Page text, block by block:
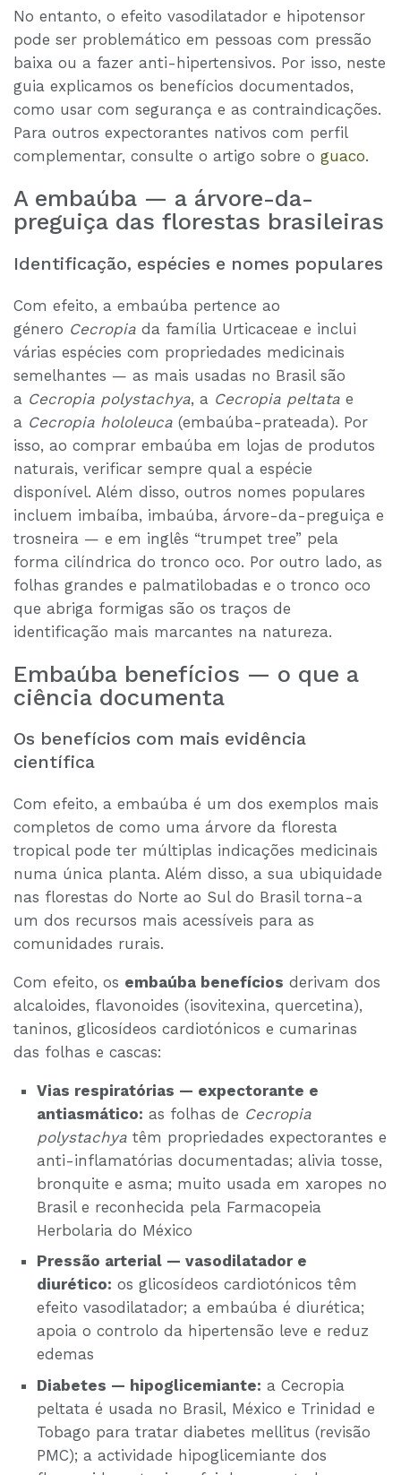
No entanto, o efeito vasodilatador e hipotensor
pode ser problemático em pessoas com pressão
baixa ou a fazer anti-hipertensivos. Por isso, neste
guia explicamos os benefícios documentados,
como usar com segurança e as contraindicações.
Para outros expectorantes nativos com perfil
complementar, consulte o artigo sobre o guaco.
A embaúba — a árvore-da-
preguiça das florestas brasileiras
Identificação, espécies e nomes populares
Com efeito, a embaúba pertence ao
género Cecropia da família Urticaceae e inclui
várias espécies com propriedades medicinais
semelhantes — as mais usadas no Brasil são
a Cecropia polystachya, a Cecropia peltata e
a Cecropia hololeuca (embaúba-prateada). Por
isso, ao comprar embaúba em lojas de produtos
naturais, verificar sempre qual a espécie
disponível. Além disso, outros nomes populares
incluem imbaíba, imbaúba, árvore-da-preguiça e
trosneira — e em inglês “trumpet tree” pela
forma cilíndrica do tronco oco. Por outro lado, as
folhas grandes e palmatilobadas e o tronco oco
que abriga formigas são os traços de
identificação mais marcantes na natureza.
Embaúba benefícios — o que a
ciência documenta
Os benefícios com mais evidência
científica
Com efeito, a embaúba é um dos exemplos mais
completos de como uma árvore da floresta
tropical pode ter múltiplas indicações medicinais
numa única planta. Além disso, a sua ubiquidade
nas florestas do Norte ao Sul do Brasil torna-a
um dos recursos mais acessíveis para as
comunidades rurais.
Com efeito, os embaúba benefícios derivam dos
alcaloides, flavonoides (isovitexina, quercetina),
taninos, glicosídeos cardiotónicos e cumarinas
das folhas e cascas:
Vias respiratórias — expectorante e
antiasmático: as folhas de Cecropia
polystachyatêm propriedades expectorantes e
anti-inflamatórias documentadas; alivia tosse,
bronquite e asma; muito usada em xaropes no
Brasil e reconhecida pela Farmacopeia
Herbolaria do México
Pressão arterial — vasodilatador e
diurético: os glicosídeos cardiotónicos têm
efeito vasodilatador; a embaúba é diurética;
apoia o controlo da hipertensão leve e reduz
edemas
Diabetes — hipoglicemiante: a Cecropia
peltata é usada no Brasil, México e Trinidad e
Tobago para tratar diabetes mellitus (revisão
PMC); a actividade hipoglicemiante dos